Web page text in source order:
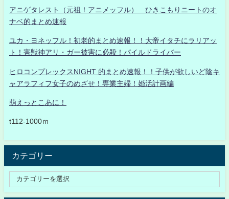
アニゲタレスト（元祖！アニメッフル） ひきこもりニートのオ
ナベ的まとめ速報
ユカ・ヨネッフル！初老的まとめ速報！！大帝イタチにラリアッ
ト！害獣神アリ・ガー被害に必殺！パイルドライバー
ヒロコンプレックスNIGHT 的まとめ速報！！子供が欲しいど陰キ
ャアラフィフ女子のめざせ！専業主婦！婚活計画編
萌えっとこあに！
t112-1000ｍ
カテゴリー